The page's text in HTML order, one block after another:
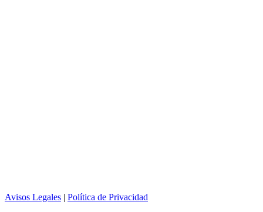
Avisos Legales | Política de Privacidad